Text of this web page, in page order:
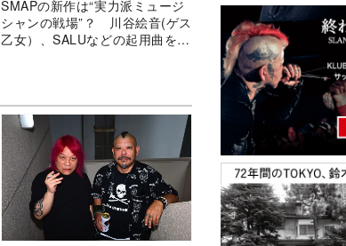
SMAPの新作は“実力派ミュージ
シャンの戦場”？ 川谷絵音(ゲス
乙女）、SALUなどの起用曲を分